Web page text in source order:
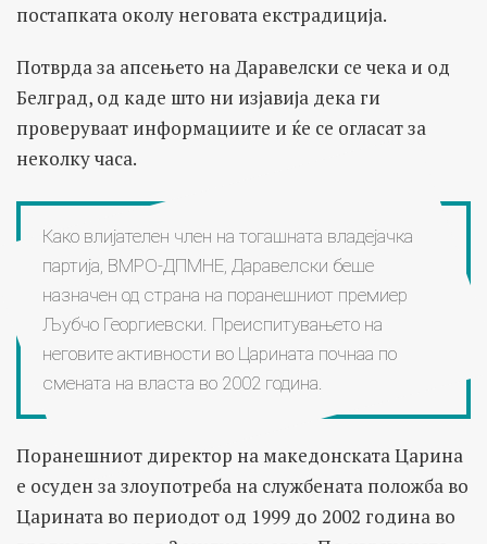
постапката околу неговата екстрадиција.
Потврда за апсењето на Даравелски се чека и од
Белград, од каде што ни изјавија дека ги
проверуваат информациите и ќе се огласат за
неколку часа.
Како влијателен член на тогашната владејачка
партија, ВМРО-ДПМНЕ, Даравелски беше
назначен од страна на поранешниот премиер
Љубчо Георгиевски. Преиспитувањето на
неговите активности во Царината почнаа по
смената на власта во 2002 година.
Поранешниот директор на македонската Царина
е осуден за злоупотреба на службената положба во
Царината во периодот од 1999 до 2002 година во